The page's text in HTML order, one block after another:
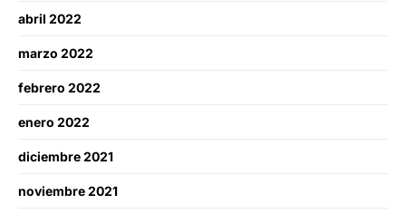
abril 2022
marzo 2022
febrero 2022
enero 2022
diciembre 2021
noviembre 2021